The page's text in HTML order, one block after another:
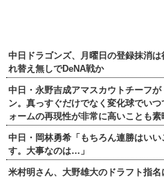
中日ドラゴンズ、月曜日の登録抹消
れ替え無しでDeNA戦か
中日・永野吉成アマスカウトチーフ
ン。真っすぐだけでなく変化球でい
ォームの再現性が非常に高いことも
中日・岡林勇希「もちろん連勝はい
す。大事なのは…」
米村明さん、大野雄大のドラフト指